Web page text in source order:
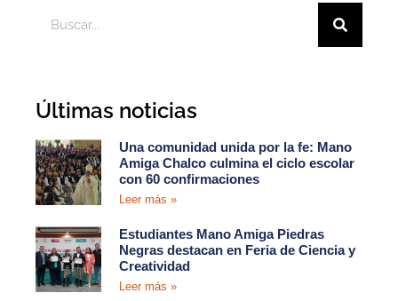
Últimas noticias
Una comunidad unida por la fe: Mano
Amiga Chalco culmina el ciclo escolar
con 60 confirmaciones
Leer más »
Estudiantes Mano Amiga Piedras
Negras destacan en Feria de Ciencia y
Creatividad
Leer más »